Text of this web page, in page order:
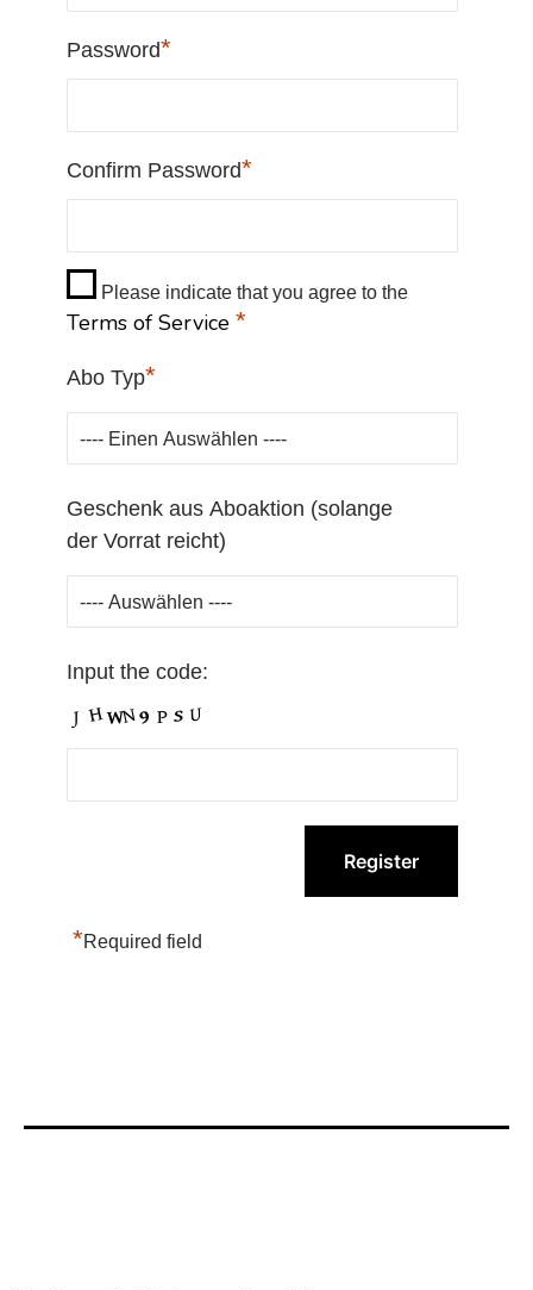
Password*
Confirm Password*
Please indicate that you agree to the
Terms of Service *
Abo Typ*
Geschenk aus Aboaktion (solange
der Vorrat reicht)
Input the code:
*Required field